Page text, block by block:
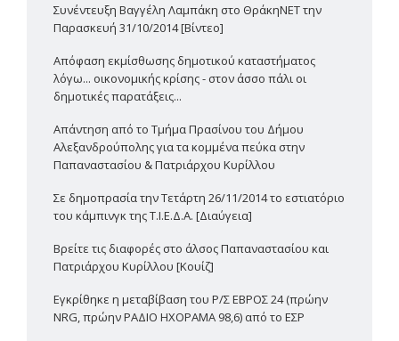
Συνέντευξη Βαγγέλη Λαμπάκη στο ΘράκηΝΕΤ την
Παρασκευή 31/10/2014 [Βίντεο]
Απόφαση εκμίσθωσης δημοτικού καταστήματος
λόγω... οικονομικής κρίσης - στον άσσο πάλι οι
δημοτικές παρατάξεις...
Απάντηση από το Τμήμα Πρασίνου του Δήμου
Αλεξανδρούπολης για τα κομμένα πεύκα στην
Παπαναστασίου & Πατριάρχου Κυρίλλου
Σε δημοπρασία την Τετάρτη 26/11/2014 το εστιατόριο
του κάμπινγκ της Τ.Ι.Ε.Δ.Α. [Διαύγεια]
Βρείτε τις διαφορές στο άλσος Παπαναστασίου και
Πατριάρχου Κυρίλλου [Κουίζ]
Εγκρίθηκε η μεταβίβαση του Ρ/Σ ΕΒΡΟΣ 24 (πρώην
NRG, πρώην ΡΑΔΙΟ ΗΧΟΡΑΜΑ 98,6) από το ΕΣΡ